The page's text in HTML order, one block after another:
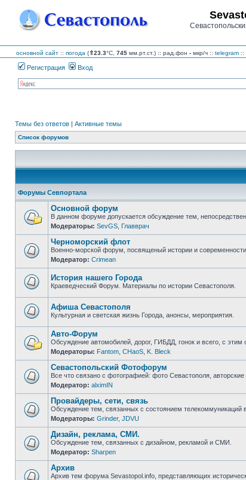
основной сайт :: погода (⇑23.3°C, 745 мм.рт.ст.) :: рад.фон - мкр/ч :: telegram ::
Регистрация Вход
Темы без ответов | Активные темы
Список форумов
Форумы Севпортала
Нет
непрочитанных
сообщений
Основной форум
В данном форуме допускается обсуждение тем,
Модераторы: SevGS Главврач
Нет
непрочитанных
сообщений
Черноморский флот
Военно-морской форум, посвященый истории и
Модератор: Crimean
непрочитанных
сообщений
История нашего Города
Краеведческий Форум. Материалы по истории Севастополя.
непрочитанных
сообщений
Афиша Севастополя
Культурная и светская жизнь Города, анонсы, мероприятия.
Нет
непрочитанных
сообщений
Авто-Форум
Обсуждение автомобилей, дорог, ГИБДД, гонок и всего, с этим
Модераторы: Fantom CHaoS K. Bleck
Нет
непрочитанных
сообщений
Севастопольский Фотофорум
Все что связано с фотографией: фото Севастополя,
Модератор: alximIN
Нет
непрочитанных
сообщений
Провайдеры, сети, связь
Обсуждение тем, связанных с состоянием телекоммуникаций
Модераторы: Grinder, JDVU
Нет
непрочитанных
сообщений
Дизайн, реклама, СМИ.
Обсуждение тем, связанных с дизайном, рекламой и СМИ.
Модератор: Sharpen
Архив
Архив тем форума Sevastopol.info, представляющих